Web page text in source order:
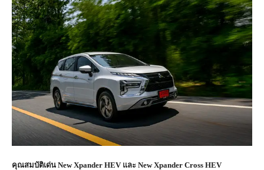
คุณสมบัติเด่น New Xpander HEV และ New Xpander Cross HEV